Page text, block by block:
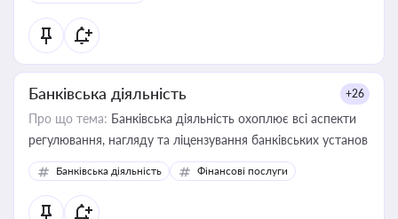
Банківська діяльність +26
Про що тема: Банківська діяльність охоплює всі аспекти
регулювання, нагляду та ліцензування банківських установ
Банківська діяльність Фінансові послуги